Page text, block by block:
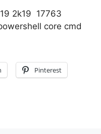
2k19 17763
core cmd
Pinterest